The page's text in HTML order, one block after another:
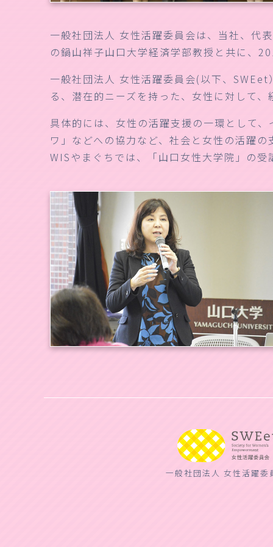
一般社団法人 女性活躍委員会は、当社、代
の鍋山祥子山口大学経済学部教授と共に、
一般社団法人 女性活躍委員会(以下、
る、潜在的ニーズを持った、女性に対して
具体的には、女性の活躍支援の一環として
ワ」などへの協力など、社会と女性の活躍の
WISやまぐちでは、「山口女性大学院」の
一般社団法人 女性活躍委